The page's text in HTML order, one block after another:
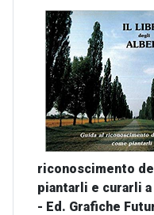
riconoscimento
piantarli e curarli a
- Ed. Grafiche